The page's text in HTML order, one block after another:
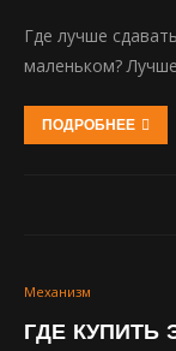
Где лучше
маленьком?
ПОДРОБНЕЕ
Механизм
ГДЕ КУПИТЬ